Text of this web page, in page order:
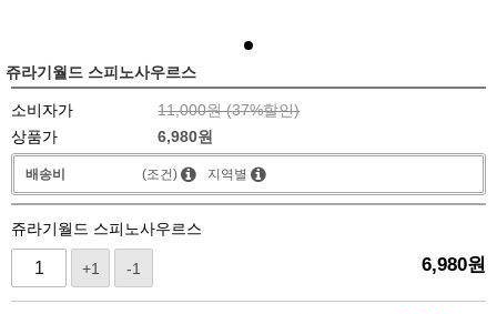
쥬라기월드 스피노사우르스
소비자가 11,000원 (37%할인)
상품가
6,980원
배송비 (조건) 지역별
쥬라기월드 스피노사우르스
+1 -1 6,980원